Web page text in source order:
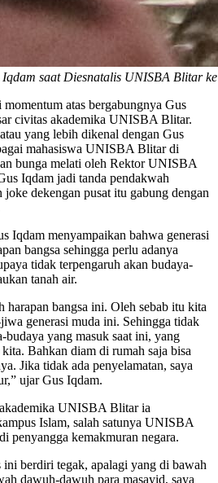
Iqdam saat Diesnatalis UNISBA Blitar
atas bergabungnya Gus
civitas akademika UNISBA Blitar.
yang lebih dikenal dengan Gus
mahasiswa UNISBA Blitar di
bunga melati oleh Rektor UNISBA
Iqdam jadi tanda pendakwah
dekengan pusat itu gabung dengan
Iqdam menyampaikan bahwa generasi
bangsa sehingga perlu adanya
tidak terpengaruh akan budaya-
tanah air.
harapan bangsa ini. Oleh sebab itu kita
generasi muda ini. Sehingga tidak
budaya yang masuk saat ini, yang
Bahkan diam di rumah saja bisa
Jika tidak ada penyelamatan, saya
ujar Gus Iqdam.
UNISBA Blitar ia
Islam, salah satunya UNISBA
penyangga kemakmuran negara.
berdiri tegak, apalagi yang di bawah
dawuh-dawuh para masayid, saya